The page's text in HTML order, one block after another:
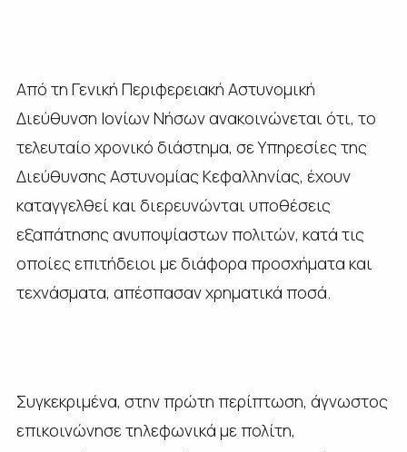
Από τη Γενική Περιφερειακή Αστυνομική
Διεύθυνση Ιονίων Νήσων ανακοινώνεται ότι, το
τελευταίο χρονικό διάστημα, σε Υπηρεσίες της
Διεύθυνσης Αστυνομίας Κεφαλληνίας, έχουν
καταγγελθεί και διερευνώνται υποθέσεις
εξαπάτησης ανυποψίαστων πολιτών, κατά τις
οποίες επιτήδειοι με διάφορα προσχήματα και
τεχνάσματα, απέσπασαν χρηματικά ποσά.
Συγκεκριμένα, στην πρώτη περίπτωση, άγνωστος
επικοινώνησε τηλεφωνικά με πολίτη,